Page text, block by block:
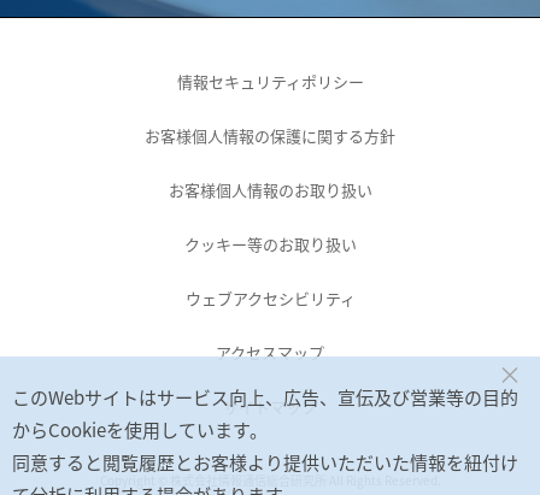
情報セキュリティポリシー
お客様個人情報の保護に関する方針
お客様個人情報のお取り扱い
クッキー等のお取り扱い
ウェブアクセシビリティ
アクセスマップ
サイトマップ
このWebサイトはサービス向上、広告、宣伝及び営業等の目的
からCookieを使用しています。
同意すると閲覧履歴とお客様より提供いただいた情報を紐付け
×